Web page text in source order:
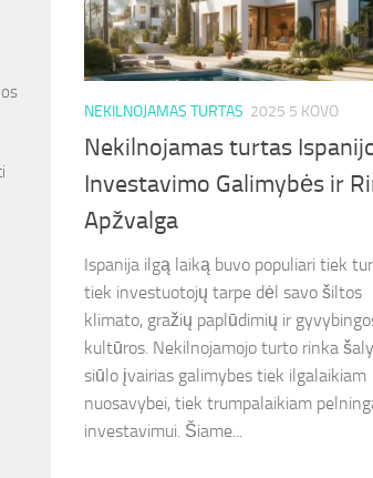
NEKILNOJAMAS TURTAS 2025 5 KOVO
Nekilnojamas turtas
Investavimo Galimybės ir
Apžvalga
Ispanija ilgą laiką buvo populiari tiek
tiek investuotojų tarpe dėl savo šiltos
klimato, gražių paplūdimių ir
kultūros. Nekilnojamojo turto rinka
siūlo įvairias galimybes tiek ilgalaikiam
nuosavybei, tiek trumpalaikiam
investavimui. Šiame...